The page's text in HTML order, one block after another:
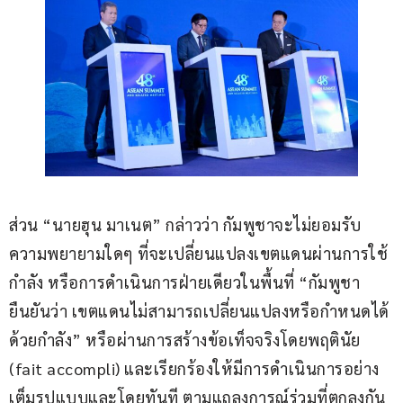
ส่วน “นายฮุน มาเนต” กล่าวว่า กัมพูชาจะไม่ยอมรับ
ความพยายามใดๆ ที่จะเปลี่ยนแปลงเขตแดนผ่านการใช้
กำลัง หรือการดำเนินการฝ่ายเดียวในพื้นที่ “กัมพูชา
ยืนยันว่า เขตแดนไม่สามารถเปลี่ยนแปลงหรือกำหนดได้
ด้วยกำลัง” หรือผ่านการสร้างข้อเท็จจริงโดยพฤตินัย
(fait accompli) และเรียกร้องให้มีการดำเนินการอย่าง
เต็มรูปแบบและโดยทันที ตามแถลงการณ์ร่วมที่ตกลงกัน